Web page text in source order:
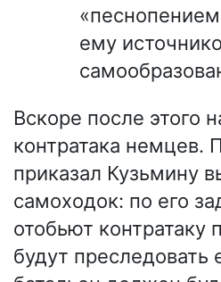
ему
Вскоре после этого
контратака немцев.
приказал Кузьмину
самоходок: по его
отобьют контратаку
будут преследовать